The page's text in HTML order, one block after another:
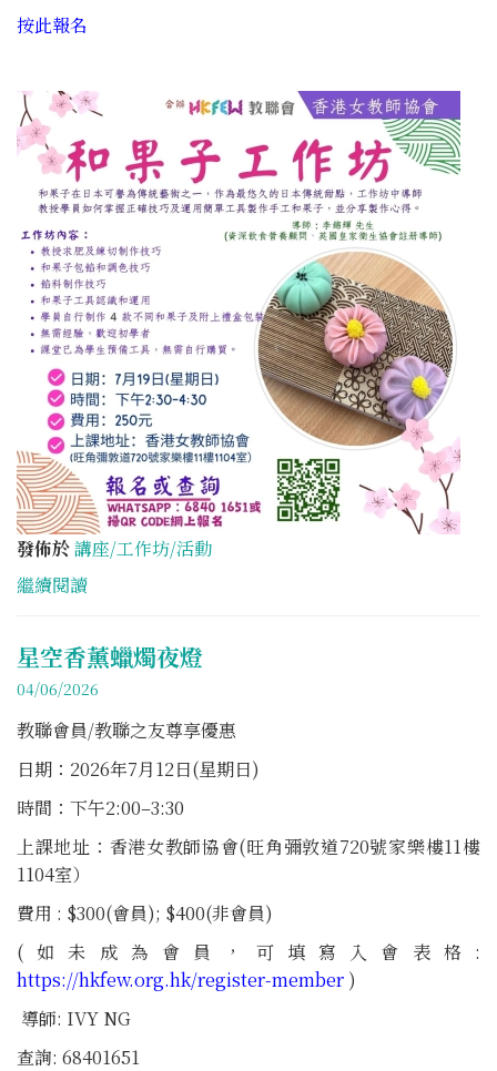
按此報名
發佈於講座/工作坊/活動
繼續閱讀
星空香薰蠟燭夜燈
04/06/2026
教聯會員/教聯之友尊享優惠
日期：2026年7月12日(星期日)
時間：下午2:00–3:30
上課地址：香港女教師協會(旺角彌敦道720號家樂樓11樓
1104室）
費用 : $300(會員); $400(非會員)
(如未成為會員，可填寫入會表格:
https://hkfew.org.hk/register-member )
導師: IVY NG
查詢: 68401651